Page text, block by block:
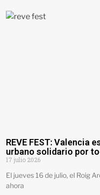
REVE FEST: Valencia
urbano solidario por
17 julio 2026
El jueves 16 de julio, el Roig
ahora